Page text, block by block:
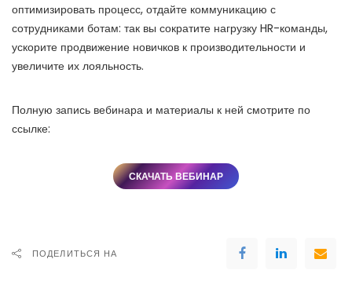
оптимизировать процесс, отдайте коммуникацию с
сотрудниками ботам: так вы сократите нагрузку HR-команды,
ускорите продвижение новичков к производительности и
увеличите их лояльность.
Полную запись вебинара и материалы к ней смотрите по
ссылке:
СКАЧАТЬ ВЕБИНАР
ПОДЕЛИТЬСЯ НА